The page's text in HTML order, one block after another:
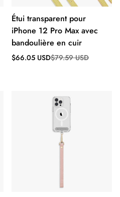
Étui transparent pour
iPhone 12 Pro Max avec
bandoulière en cuir
Prix
$66.05 USD
Prix
$79.59 USD